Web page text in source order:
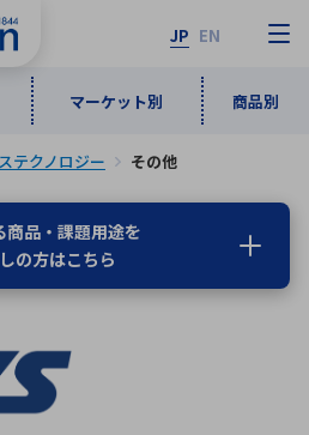
JP EN
マーケット別 商品別
リアルDXソリューション
トワーク
ュリティ
テクノロジー その他
商品・課題用途を
の方はこちら